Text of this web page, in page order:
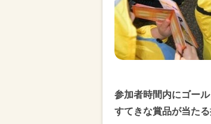
参加者時間内にゴー
すてきな賞品が当た